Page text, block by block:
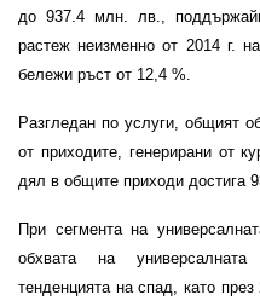
до 937.4 млн. лв.,
растеж неизменно от 2014 г.
бележи ръст от 12,4 %.
Разгледан по услуги, общият
от приходите, генерирани от
дял в общите приходи достига
При сегмента на
обхвата на
тенденцията на спад, като